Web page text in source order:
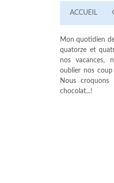
ACCUEIL
Mon quotidien
quatorze et
nos vacances,
oublier nos
Nous
chocolat...!